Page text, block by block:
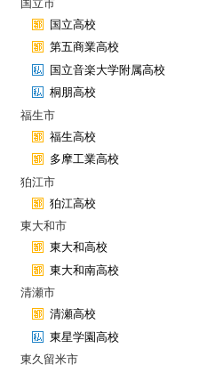
国立市
国立高校
第五商業高校
国立音楽大学附属高校
桐朋高校
福生市
福生高校
多摩工業高校
狛江市
狛江高校
東大和市
東大和高校
東大和南高校
清瀬市
清瀬高校
東星学園高校
東久留米市